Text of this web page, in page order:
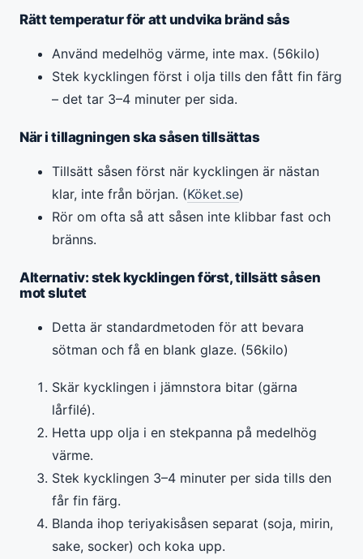
Rätt temperatur för att undvika bränd sås
Använd medelhög värme, inte max. (56kilo)
Stek kycklingen först i olja tills den fått fin färg
– det tar 3–4 minuter per sida.
När i tillagningen ska såsen tillsättas
Tillsätt såsen först när kycklingen är nästan
klar, inte från början. (Köket.se)
Rör om ofta så att såsen inte klibbar fast och
bränns.
Alternativ: stek kycklingen först, tillsätt såsen
mot slutet
Detta är standardmetoden för att bevara
sötman och få en blank glaze. (56kilo)
Skär kycklingen i jämnstora bitar (gärna
lårfilé).
Hetta upp olja i en stekpanna på medelhög
värme.
Stek kycklingen 3–4 minuter per sida tills den
får fin färg.
Blanda ihop teriyakisåsen separat (soja, mirin,
sake, socker) och koka upp.